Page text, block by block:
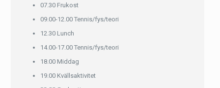
07.30 Frukost
09.00-12.00 Tennis/fys/teori
12.30 Lunch
14.00-17.00 Tennis/fys/teori
18.00 Middag
19.00 Kvällsaktivitet